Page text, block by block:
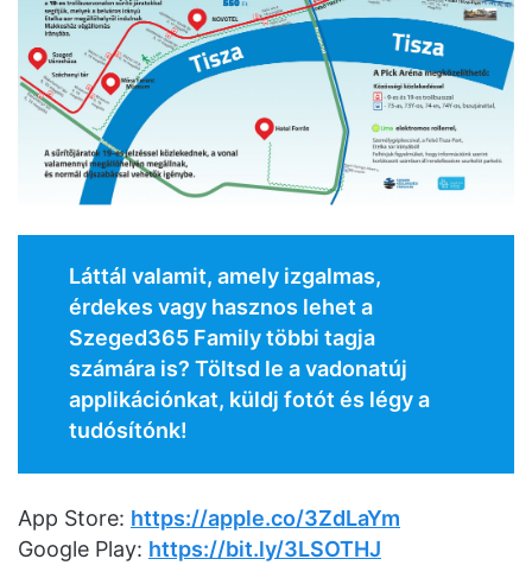
Láttál valamit, amely izgalmas,
érdekes vagy hasznos lehet a
Szeged365 Family többi tagja
számára is? Töltsd le a vadonatúj
applikációnkat, küldj fotót és légy a
tudósítónk!
App Store: https://apple.co/3ZdLaYm
Google Play: https://bit.ly/3LSOTHJ